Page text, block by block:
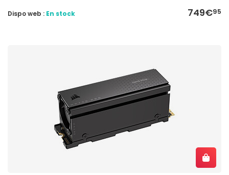
749€95
Dispo web : En stock